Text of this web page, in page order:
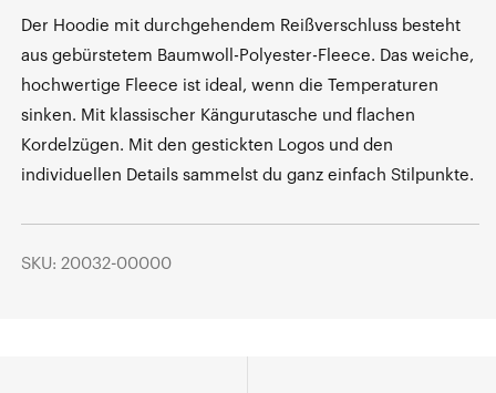
Der Hoodie mit durchgehendem Reißverschluss besteht
aus gebürstetem Baumwoll-Polyester-Fleece. Das weiche,
hochwertige Fleece ist ideal, wenn die Temperaturen
sinken. Mit klassischer Kängurutasche und flachen
Kordelzügen. Mit den gestickten Logos und den
individuellen Details sammelst du ganz einfach Stilpunkte.
SKU: 20032-00000